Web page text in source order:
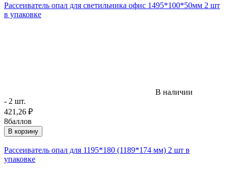
Рассеиватель опал для светильника офис 1495*100*50мм 2 шт
в упаковке
В наличии
- 2 шт.
421,26 ₽
8баллов
В корзину
Рассеиватель опал для 1195*180 (1189*174 мм) 2 шт в
упаковке